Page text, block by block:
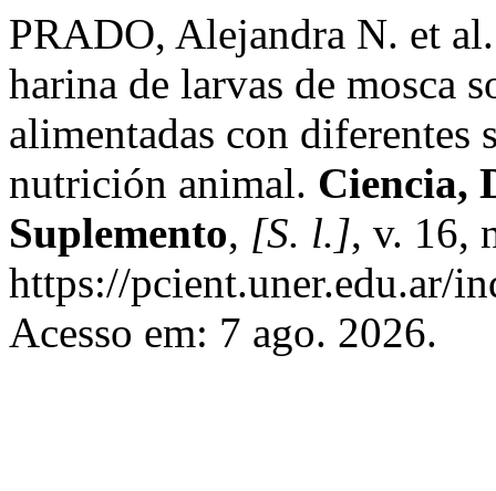
PRADO, Alejandra N. et
harina de larvas de mosca
alimentadas con diferentes
nutrición animal. Ciencia,
Suplemento, [S. l.], v. 16,
https://pcient.uner.edu.ar/
Acesso em: 7 ago. 2026.